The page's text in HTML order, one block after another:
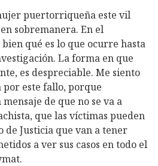
puertorriqueña este vil
sobremanera. En el
qué es lo que ocurre hasta
La forma en que
es despreciable. Me siento
por este fallo, porque
de que no se va a
que las víctimas pueden
Justicia que van a tener
a ver sus casos en todo el